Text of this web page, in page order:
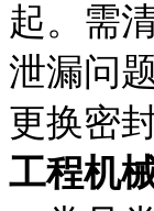
起。需
泄漏问
更换密
工程机